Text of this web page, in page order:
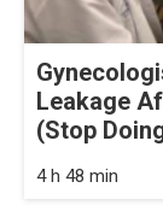
Leakage
(Stop
4 h 48 min